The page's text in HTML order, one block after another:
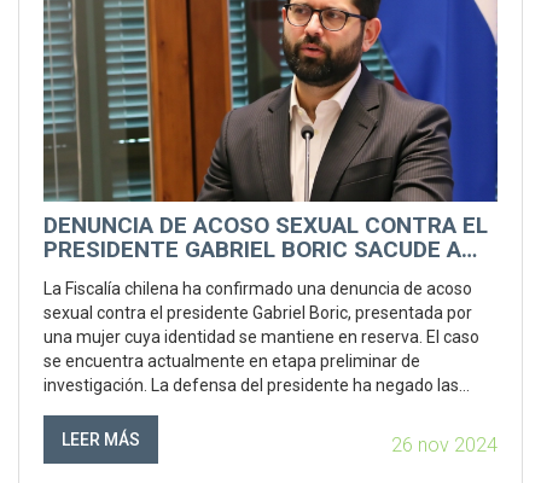
DENUNCIA DE ACOSO SEXUAL CONTRA EL
PRESIDENTE GABRIEL BORIC SACUDE A
La Fiscalía chilena ha confirmado una denuncia de acoso
sexual contra el presidente Gabriel Boric, presentada por
una mujer cuya identidad se mantiene en reserva. El caso
se encuentra actualmente en etapa preliminar de
investigación. La defensa del presidente ha negado las
fue la denunciante quien hostigó a Boric durante un tiempo
LEER MÁS 26 nov 2024